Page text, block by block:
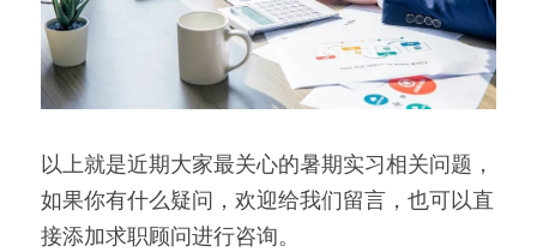
以上就是近期大家最关心的暑期实习相关问题，
如果你有什么疑问，欢迎给我们留言，也可以直
接添加求职顾问进行咨询。